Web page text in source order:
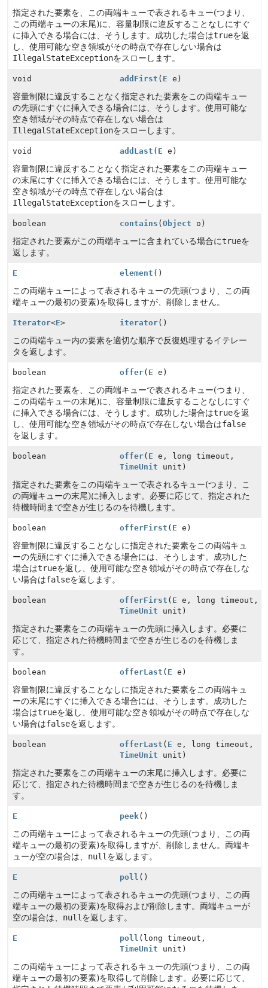
指定された要素を、この両端キューで表されるキュー(つまり、
この両端キューの末尾)に、容量制限に違反することなしにすぐ
に挿入できる場合には、そうします。成功した場合はtrueを返
し、使用可能な空き領域がその時点で存在しない場合は
IllegalStateExceptionをスローします。
void addFirst ( E e)
容量制限に違反することなく指定された要素をこの両端キュー
の先頭にすぐに挿入できる場合には、そうします。使用可能な
空き領域がその時点で存在しない場合は
IllegalStateExceptionをスローします。
void addLast ( E e)
容量制限に違反することなく指定された要素をこの両端キュー
の末尾にすぐに挿入できる場合には、そうします。使用可能な
空き領域がその時点で存在しない場合は
IllegalStateExceptionをスローします。
boolean contains (Object o)
指定された要素がこの両端キューに含まれている場合にtrueを
返します。
E element ()
この両端キューによって表されるキューの先頭(つまり、この両
端キューの最初の要素)を取得しますが、削除しません。
Iterator<E> iterator()
この両端キュー内の要素を適切な順序で反復処理するイテレー
タを返します。
boolean offer( E e)
指定された要素を、この両端キューで表されるキュー(つまり、
この両端キューの末尾)に、容量制限に違反することなしにすぐ
に挿入できる場合には、そうします。成功した場合はtrueを返
し、使用可能な空き領域がその時点で存在しない場合はfalse
を返します。
boolean offer( E e, long timeout,
TimeUnit unit)
指定された要素をこの両端キューで表されるキュー(つまり、こ
の両端キューの末尾)に挿入します。必要に応じて、指定された
待機時間まで空きが生じるのを待機します。
boolean offerFirst ( E e)
容量制限に違反することなしに指定された要素をこの両端キュ
ーの先頭にすぐに挿入できる場合には、そうします。成功した
場合はtrueを返し、使用可能な空き領域がその時点で存在しな
い場合はfalseを返します。
boolean offerFirst ( E e, long timeout,
TimeUnit unit)
指定された要素をこの両端キューの先頭に挿入します。必要に
応じて、指定された待機時間まで空きが生じるのを待機しま
す。
boolean offerLast ( E e)
容量制限に違反することなしに指定された要素をこの両端キュ
ーの末尾にすぐに挿入できる場合には、そうします。成功した
場合はtrueを返し、使用可能な空き領域がその時点で存在しな
い場合はfalseを返します。
boolean offerLast ( E e, long timeout,
TimeUnit unit)
指定された要素をこの両端キューの末尾に挿入します。必要に
応じて、指定された待機時間まで空きが生じるのを待機しま
す。
E peek()
この両端キューによって表されるキューの先頭(つまり、この両
端キューの最初の要素)を取得しますが、削除しません。両端キ
ューが空の場合は、 null を返します。
E poll ()
この両端キューによって表されるキューの先頭(つまり、この両
端キューの最初の要素)を取得および削除します。両端キューが
空の場合は、 null を返します。
E poll (long timeout,
TimeUnit unit)
この両端キューによって表されるキューの先頭(つまり、この両
端キューの最初の要素)を取得して削除します。必要に応じて、